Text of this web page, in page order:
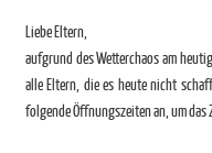
Liebe Eltern,
aufgrund des Wetterchaos am
alle Eltern, die es heute nicht
folgende Öffnungszeiten an, um das